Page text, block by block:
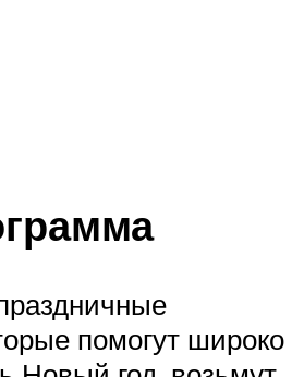
помогут широко